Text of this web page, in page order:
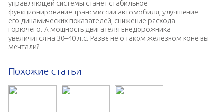
управляющей системы станет стабильное
функционирование трансмиссии автомобиля, улучшение
его динамических показателей, снижение расхода
горючего. А мощность двигателя внедорожника
увеличится на 30–40 л.с. Разве не о таком железном коне вы
мечтали?
Похожие статьи